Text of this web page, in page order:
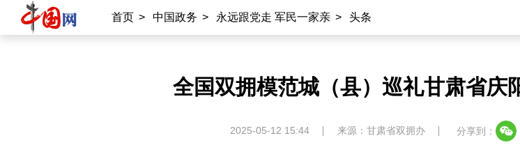
首页 > 中国政务 > 永远跟党走 军民一家亲 > 头条
全国双拥模范城（县）巡礼甘肃省庆
2025-05-12 15:44 来源：甘肃省双拥办 分享到：